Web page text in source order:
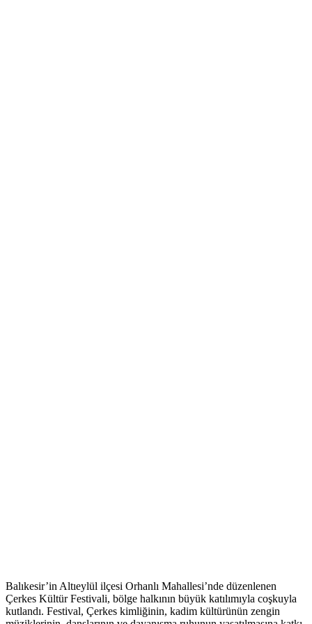
Balıkesir’in Altıeylül ilçesi Orhanlı Mahallesi’nde düzenlenen
Çerkes Kültür Festivali, bölge halkının büyük katılımıyla coşkuyla
kutlandı. Festival, Çerkes kimliğinin, kadim kültürünün zengin